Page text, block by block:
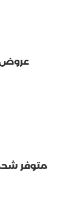
عروض
متوفر